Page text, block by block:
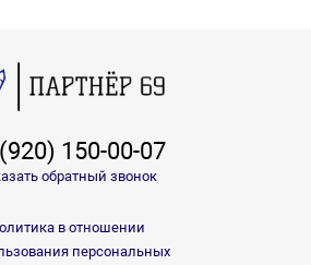
150-00-07
обратный звонок
в отношении
персональных